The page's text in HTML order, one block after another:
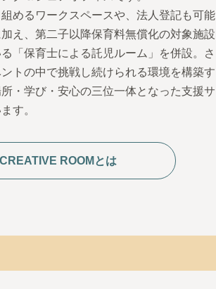
めるワークスペースや、法人登記も可能
え、第二子以降保育料無償化の対象施設
「保育士による託児ルーム」を併設。さ
トの中で挑戦し続けられる環境を構築す
・学び・安心の三位一体となった支援サ
す。
CREATIVE ROOMとは